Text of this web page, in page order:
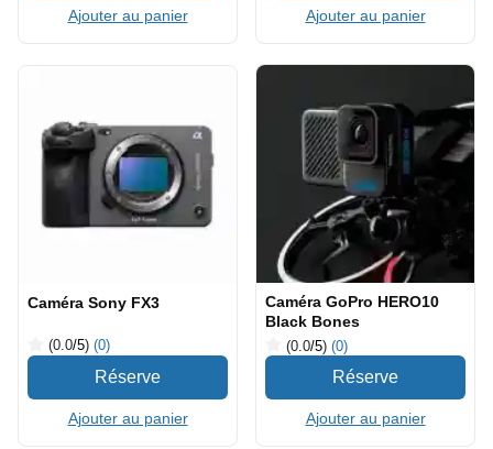
Ajouter au panier Ajouter au panier
Caméra Sony FX3
(0.0/5) (0)
Ajouter au panier
Caméra GoPro HERO10
Black Bones
(0.0/5) (0)
Ajouter au panier